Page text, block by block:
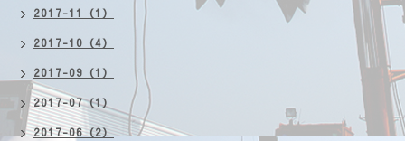
2017-11（1）
2017-10（4）
2017-09（1）
2017-07（1）
2017-06（2）